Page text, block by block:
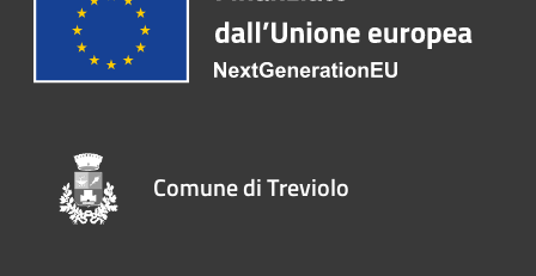
Comune di Treviolo